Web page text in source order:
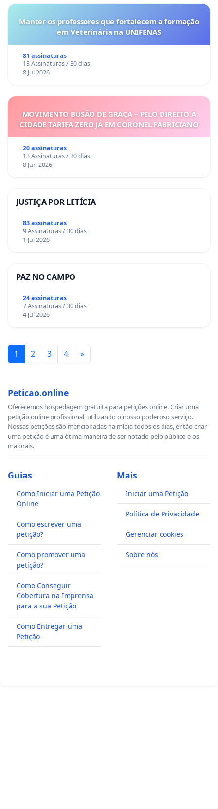
Manter os professores que fortalecem a formação
em Veterinária na UNIFENAS
81 assinaturas
13 Assinaturas / 30 dias
8 Jul 2026
MOVIMENTO BUSÃO DE GRAÇA – PELO DIREITO À
CIDADE TARIFA ZERO JÁ EM CORONEL FABRICIANO
20 assinaturas
13 Assinaturas / 30 dias
8 Jun 2026
JUSTIÇA POR LETÍCIA
83 assinaturas
9 Assinaturas / 30 dias
1 Jul 2026
PAZ NO CAMPO
24 assinaturas
7 Assinaturas / 30 dias
4 Jul 2026
1 2 3 4 »
Peticao.online
Oferecemos hospedagem gratuita para petições online. Criar uma
petição online profissional, utilizando o nosso poderoso serviço.
Nossas petições são mencionadas na mídia todos os dias, então criar
uma petição é uma ótima maneira de ser notado pelo público e os
maiorais.
Guias
Como Iniciar uma Petição
Online
Como escrever uma
petição?
Como promover uma
petição?
Como Conseguir
Cobertura na Imprensa
para a sua Petição
Como Entregar uma
Petição
Mais
Iniciar uma Petição
Política de Privacidade
Gerenciar cookies
Sobre nós